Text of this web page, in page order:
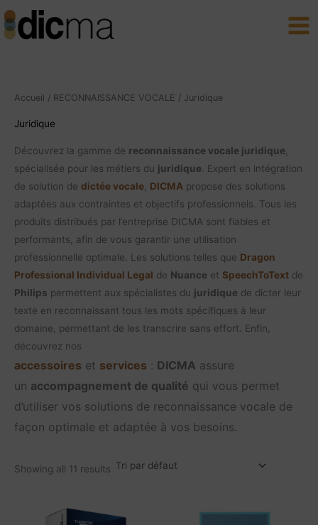
Aller
au
Accueil / RECONNAISSANCE VOCALE / Juridique
Juridique
Découvrez la gamme de reconnaissance vocale juridique
spécialisée pour les métiers du juridique. Expert en intégration
de solution de dictée vocale DICMA propose des solutions
adaptées aux contraintes et objectifs professionnels. Tous les
produits distribués par l’entreprise DICMA sont fiables et
performants, afin de vous garantir une utilisation
professionnelle optimale. Les solutions telles que Dragon
Professional Individual Legal de Nuance et SpeechToText de
Philips permettent aux spécialistes du juridique de dicter leur
texte en reconnaissant tous les mots spécifiques à leur
domaine, permettant de les transcrire sans effort. Enfin,
découvrez nos
accessoires et services : DICMA assure
un accompagnement de qualité qui vous permet
d’utiliser vos solutions de reconnaissance vocale de
façon optimale et adaptée à vos besoins.
Showing all 11 results